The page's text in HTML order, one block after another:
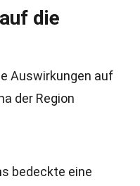
die
Auswirkungen auf
der Region
bedeckte eine